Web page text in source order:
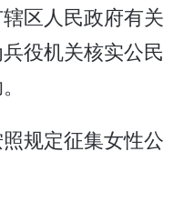
区人民政府有关
役机关核实公民
规定征集女性公